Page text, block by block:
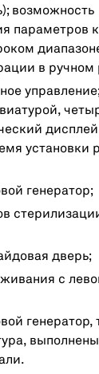
возможность
параметров
в
управление;
установки
генератор;
дверь;
с
генератор,